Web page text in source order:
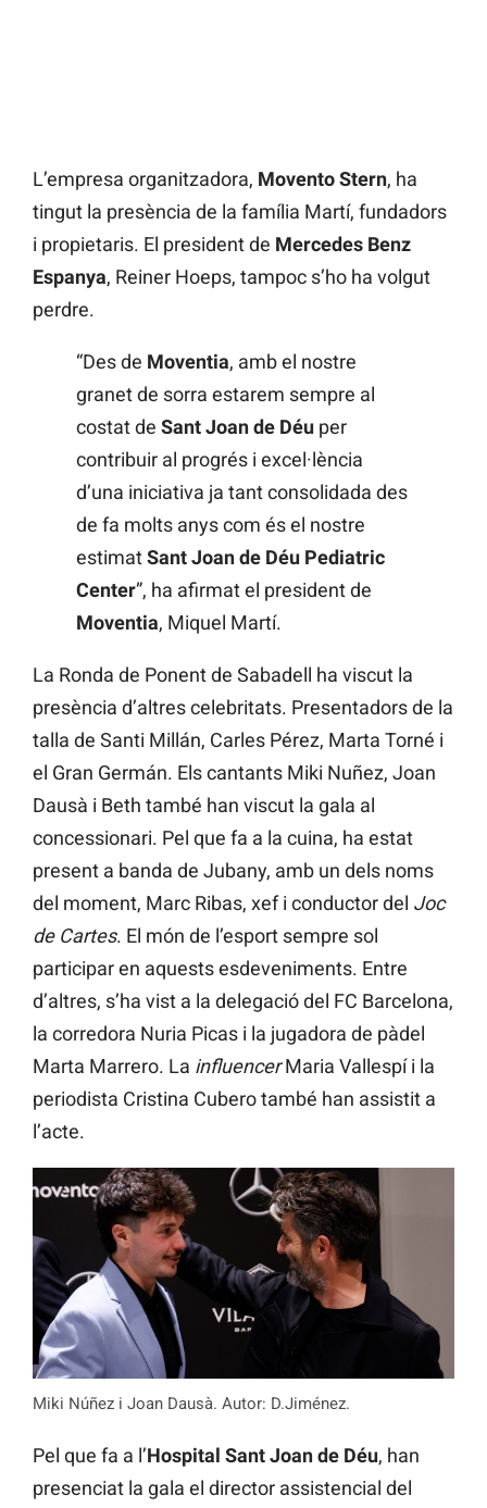
L’empresa organitzadora, Movento Stern, ha
tingut la presència de la família Martí, fundadors
i propietaris. El president de Mercedes Benz
Espanya, Reiner Hoeps, tampoc s’ho ha volgut
perdre.
“Des de Moventia, amb el nostre
granet de sorra estarem sempre al
costat de Sant Joan de Déu per
contribuir al progrés i excel·lència
d’una iniciativa ja tant consolidada des
de fa molts anys com és el nostre
estimatSant Joan de Déu Pediatric
Center”, ha afirmat el president de
Moventia, Miquel Martí.
La Ronda de Ponent de Sabadell ha viscut la
presència d’altres celebritats. Presentadors de la
talla de Santi Millán, Carles Pérez, Marta Torné i
el Gran Germán. Els cantants Miki Nuñez, Joan
Dausà i Beth també han viscut la gala al
concessionari. Pel que fa a la cuina, ha estat
present a banda de Jubany, amb un dels noms
del moment, Marc Ribas, xef i conductor del Joc
de Cartes. El món de l’esport sempre sol
participar en aquests esdeveniments. Entre
d’altres, s’ha vist a la delegació del FC Barcelona,
la corredora Nuria Picas i la jugadora de pàdel
Marta Marrero. La influencerMaria Vallespí i la
periodista Cristina Cubero també han assistit a
l’acte.
Miki Núñez i Joan Dausà. Autor: D.Jiménez.
Pel que fa a l’Hospital Sant Joan de Déu, han
presenciat la gala el director assistencial del